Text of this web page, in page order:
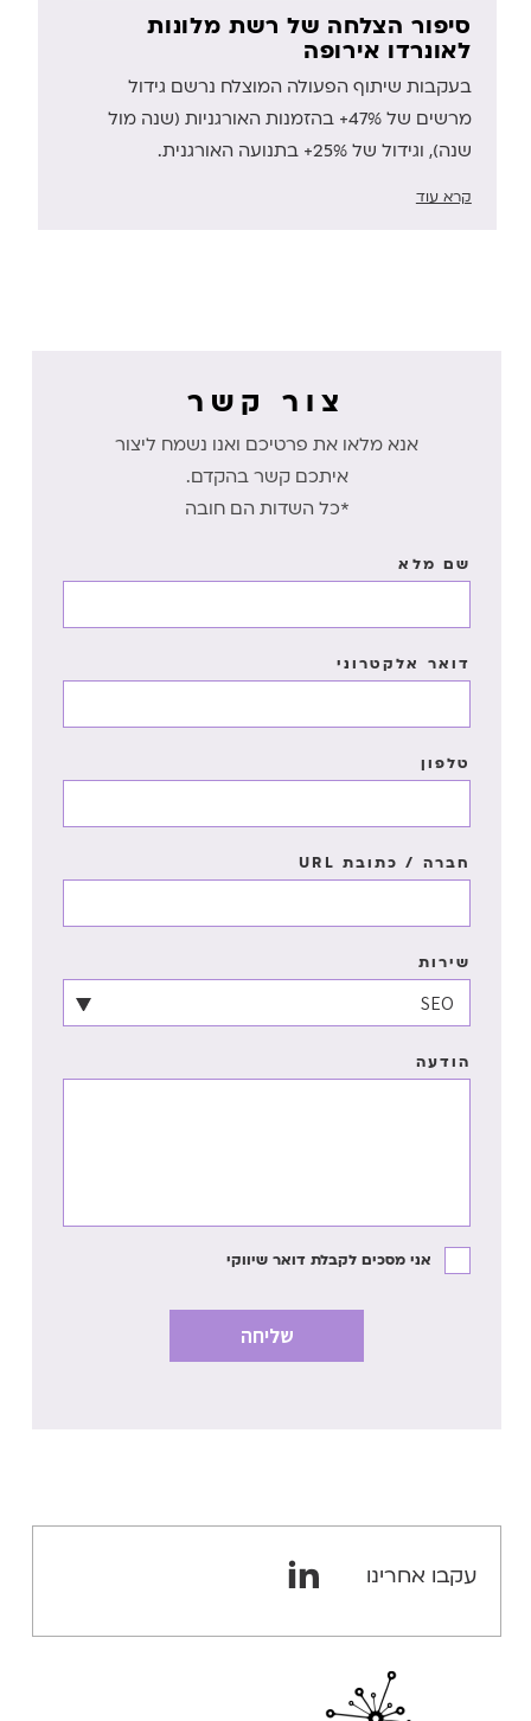
סיפור הצלחה של רשת מלונות
לאונרדו אירופה
בעקבות שיתוף הפעולה המוצלח נרשם גידול
מרשים של 47%+ בהזמנות האורגניות (שנה מול
שנה), וגידול של 25%+ בתנועה האורגנית.
קרא עוד
צור קשר
אנא מלאו את פרטיכם ואנו נשמח ליצור
איתכם קשר בהקדם.
*כל השדות הם חובה
שם מלא
דואר אלקטרוני
טלפון
חברה / כתובת URL
שירות
הודעה
אני מסכים לקבלת דואר שיווקי
עקבו אחרינו